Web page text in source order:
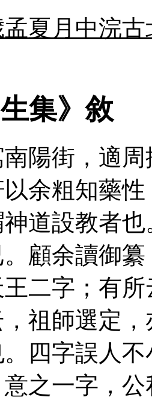
夏月中浣
集》敘
陽街，適
余粗知藥
道設教者
顧余讀御
二字；有
祖師選定
四字誤人
之一字，